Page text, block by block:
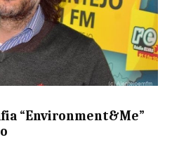
“Environment&Me”